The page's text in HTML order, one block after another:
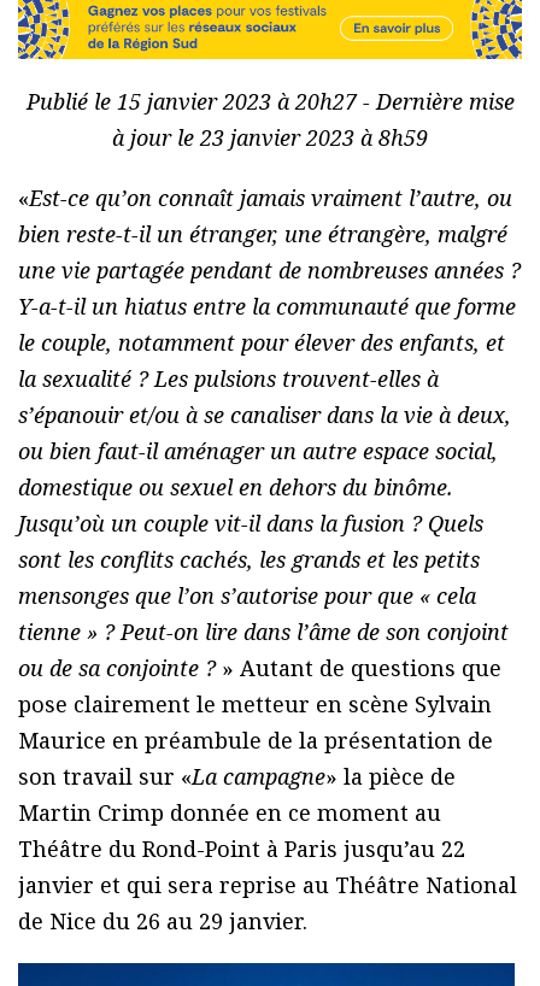
Publié le 15 janvier 2023 à 20h27 - Dernière mise
à jour le 23 janvier 2023 à 8h59
«Est-ce qu’on connaît jamais vraiment l’autre, ou
bien reste-t-il un étranger, une étrangère, malgré
une vie partagée pendant de nombreuses années ?
Y-a-t-il un hiatus entre la communauté que forme
le couple, notamment pour élever des enfants, et
la sexualité ? Les pulsions trouvent-elles à
s’épanouir et/ou à se canaliser dans la vie à deux,
ou bien faut-il aménager un autre espace social,
domestique ou sexuel en dehors du binôme.
Jusqu’où un couple vit-il dans la fusion ? Quels
sont les conflits cachés, les grands et les petits
mensonges que l’on s’autorise pour que « cela
tienne » ? Peut-on lire dans l’âme de son conjoint
ou de sa conjointe ? » Autant de questions que
pose clairement le metteur en scène Sylvain
Maurice en préambule de la présentation de
son travail sur «La campagne» la pièce de
Martin Crimp donnée en ce moment au
Théâtre du Rond-Point à Paris jusqu’au 22
janvier et qui sera reprise au Théâtre National
de Nice du 26 au 29 janvier.